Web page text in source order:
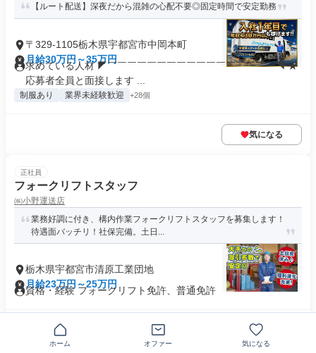
【ルート配送】深夜だから混雑の心配不要◎固定時間で安定勤務
〒329-1105栃木県宇都宮市中岡本町
月給30万円～35万円
求めている人材 ◤￣￣￣￣￣￣￣￣￣￣￣￣￣￣￣￣￣◥ ★
応募者全員と面接します ...
制服あり 業界未経験歓迎 +28個
気になる
正社員
フォークリフトスタッフ
㈱小野運送店
業務好調に付き、構内作業フォークリフトスタッフを募集します！
待遇面バッチリ！社保完備。土日...
栃木県宇都宮市清原工業団地
月給23万円～25万円
資格・経験 フォークリフト免許、普通免許
気になる
ホーム オファー 気になる